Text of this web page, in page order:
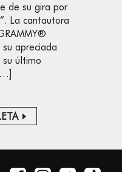
de su gira por
La cantautora
apreciada
último